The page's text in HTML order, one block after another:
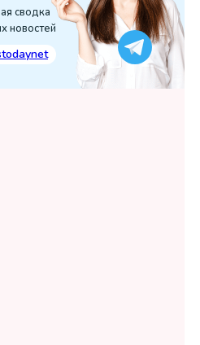
сводка
новостей